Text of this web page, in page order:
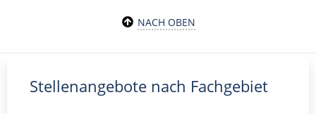
NACH OBEN
Stellenangebote nach Fachgebiet